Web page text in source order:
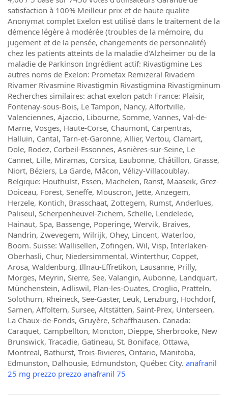
satisfaction à 100% Meilleur prix et de haute qualite
Anonymat complet Exelon est utilisé dans le traitement de la
démence légère à modérée (troubles de la mémoire, du
jugement et de la pensée, changements de personnalité)
chez les patients atteints de la maladie d'Alzheimer ou de la
maladie de Parkinson Ingrédient actif: Rivastigmine Les
autres noms de Exelon: Prometax Remizeral Rivadem
Rivamer Rivasmine Rivastigmin Rivastigmina Rivastigminum
Recherches similaires: achat exelon patch France: Plaisir,
Fontenay-sous-Bois, Le Tampon, Nancy, Alfortville,
Valenciennes, Ajaccio, Libourne, Somme, Vannes, Val-de-
Marne, Vosges, Haute-Corse, Chaumont, Carpentras,
Halluin, Cantal, Tarn-et-Garonne, Allier, Vertou, Clamart,
Dole, Rodez, Corbeil-Essonnes, Asnières-sur-Seine, Le
Cannet, Lille, Miramas, Corsica, Eaubonne, Châtillon, Grasse,
Niort, Béziers, La Garde, Mâcon, Vélizy-Villacoublay.
Belgique: Houthulst, Essen, Machelen, Ranst, Maaseik, Grez-
Doiceau, Forest, Seneffe, Mouscron, Jette, Anzegem,
Herzele, Kontich, Brasschaat, Zottegem, Rumst, Anderlues,
Paliseul, Scherpenheuvel-Zichem, Schelle, Lendelede,
Hainaut, Spa, Bassenge, Poperinge, Wervik, Braives,
Nandrin, Zwevegem, Wilrijk, Ohey, Lincent, Waterloo,
Boom. Suisse: Wallisellen, Zofingen, Wil, Visp, Interlaken-
Oberhasli, Chur, Niedersimmental, Winterthur, Coppet,
Arosa, Waldenburg, Illnau-Effretikon, Lausanne, Prilly,
Morges, Meyrin, Sierre, See, Valangin, Aubonne, Landquart,
Münchenstein, Adliswil, Plan-les-Ouates, Croglio, Pratteln,
Solothurn, Rheineck, See-Gaster, Leuk, Lenzburg, Hochdorf,
Sarnen, Affoltern, Sursee, Altstätten, Saint-Prex, Unterseen,
La Chaux-de-Fonds, Gruyère, Schaffhausen. Canada:
Caraquet, Campbellton, Moncton, Dieppe, Sherbrooke, New
Brunswick, Tracadie, Gatineau, St. Boniface, Ottawa,
Montreal, Bathurst, Trois-Rivieres, Ontario, Manitoba,
Edmunston, Dalhousie, Edmundston, Québec City. anafranil
25 mg prezzo prezzo anafranil 75